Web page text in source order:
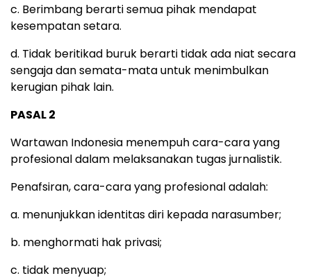
c. Berimbang berarti semua pihak mendapat
kesempatan setara.
d. Tidak beritikad buruk berarti tidak ada niat secara
sengaja dan semata-mata untuk menimbulkan
kerugian pihak lain.
PASAL 2
Wartawan Indonesia menempuh cara-cara yang
profesional dalam melaksanakan tugas jurnalistik.
Penafsiran, cara-cara yang profesional adalah:
a. menunjukkan identitas diri kepada narasumber;
b. menghormati hak privasi;
c. tidak menyuap;